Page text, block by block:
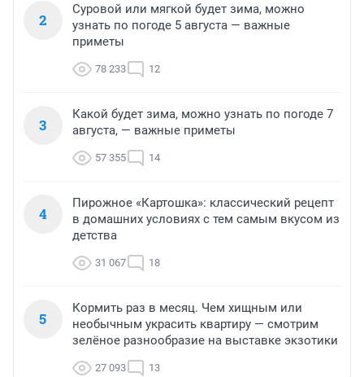
2
Суровой или мягкой будет зима, можно
узнать по погоде 5 августа — важные
приметы
78 233 12
3
Какой будет зима, можно узнать по погоде 7
августа, — важные приметы
57 355 14
4
Пирожное «Картошка»: классический рецепт
в домашних условиях с тем самым вкусом из
детства
31 067 18
5
Кормить раз в месяц. Чем хищным или
необычным украсить квартиру — смотрим
зелёное разнообразие на выставке экзотики
27 093 13